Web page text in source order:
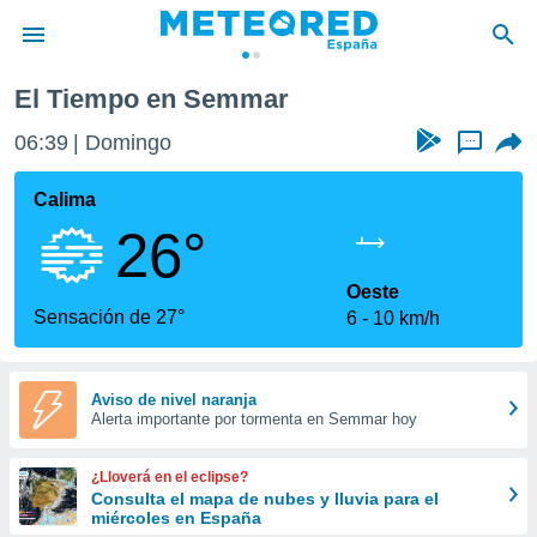
de
por
que se
calidad.
a este
las
y
forma
digital
basada
El Tiempo en Semmar
06:39 Domingo ...
Calima
26°
Sensación de 27°
Oeste
6
10 km/h
Aviso de nivel naranja
Alerta importante por tormenta en Semmar hoy
¿Lloverá en el eclipse?
Consulta el mapa de nubes y lluvia para el
miércoles en España